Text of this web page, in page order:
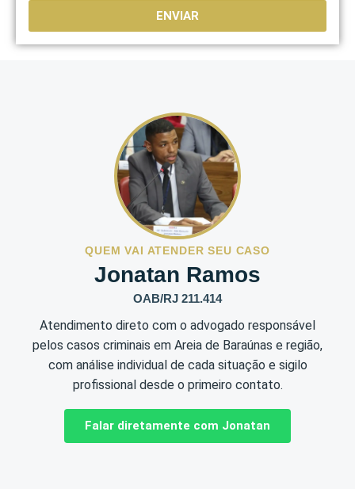
ENVIAR
QUEM VAI ATENDER SEU CASO
Jonatan Ramos
OAB/RJ 211.414
Atendimento direto com o advogado responsável
pelos casos criminais em Areia de Baraúnas e região,
com análise individual de cada situação e sigilo
profissional desde o primeiro contato.
Falar diretamente com Jonatan